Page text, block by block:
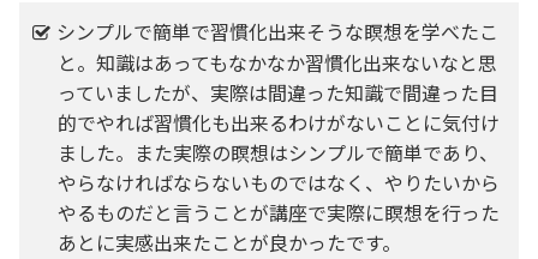
シンプルで簡単で習慣化出来そうな瞑想を学べたこ
と。知識はあってもなかなか習慣化出来ないなと思
っていましたが、実際は間違った知識で間違った目
的でやれば習慣化も出来るわけがないことに気付け
ました。また実際の瞑想はシンプルで簡単であり、
やらなければならないものではなく、やりたいから
やるものだと言うことが講座で実際に瞑想を行った
あとに実感出来たことが良かったです。